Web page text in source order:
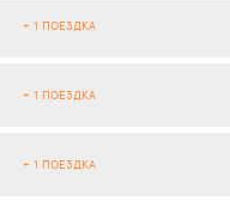
+ 1 ПОЕЗДКА
+ 1 ПОЕЗДКА
+ 1 ПОЕЗДКА